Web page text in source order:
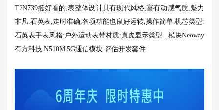
T2N739挺好看的,表整体设计具有现代风格,富有动感气质,魅力
非凡.石英表,走时准确,各项功能也良好运转,操作简单.机芯类型:
石英表手表风格:户外运动表带材质:真皮显示类型... 模块Neoway
有方科技 N510M 5G通信模块 评估开发套件